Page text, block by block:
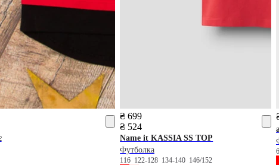
₴ 699
₴ 524
Name it KASSIA SS TOP
Футболка
116 122-128 134-140 146/152